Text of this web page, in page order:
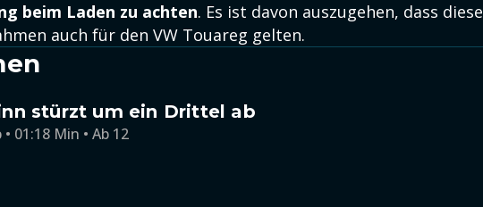
beim Laden zu achten. Es ist davon auszugehen, dass diese
auch für den VW Touareg gelten.
stürzt um ein Drittel ab
01:18 Min • Ab 12